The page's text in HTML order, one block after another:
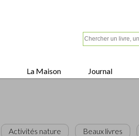
La Maison Journal
Activités nature Beaux livres